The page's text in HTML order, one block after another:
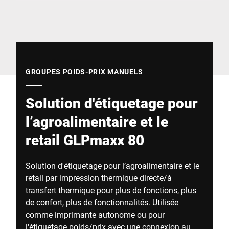
GROUPES POIDS-PRIX MANUELS
Solution d'étiquetage pour
l’agroalimentaire et le
retail GLPmaxx 80
Solution d'étiquetage pour l’agroalimentaire et le
retail par impression thermique directe/à
transfert thermique pour plus de fonctions, plus
de confort, plus de fonctionnalités. Utilisée
comme imprimante autonome ou pour
l'étiquetage poids/prix avec une connexion au